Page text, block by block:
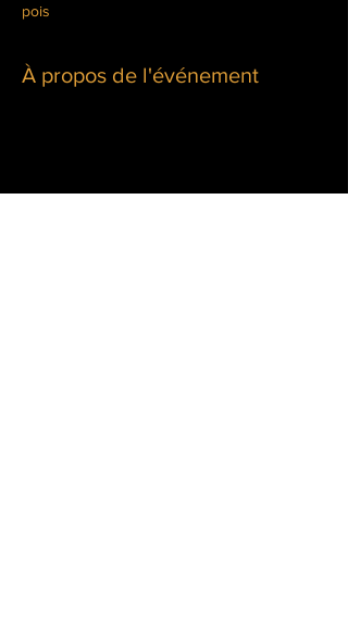
pois
À propos de l'événement